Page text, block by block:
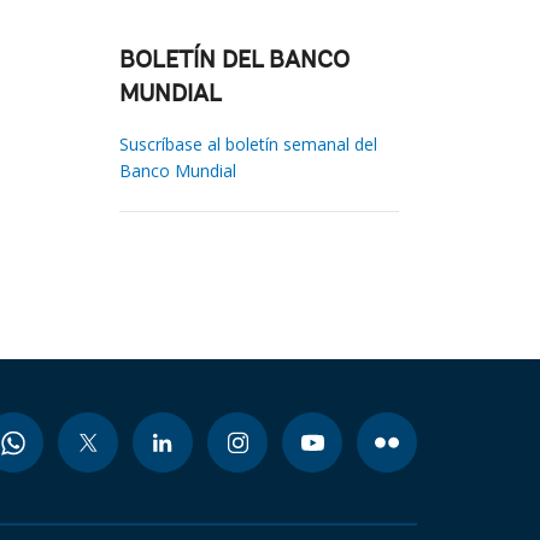
BOLETÍN DEL BANCO
MUNDIAL
Suscríbase al boletín semanal del
Banco Mundial